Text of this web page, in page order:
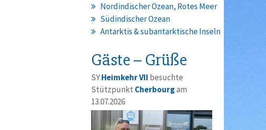
Nordindischer Ozean, Rotes Meer
Südindischer Ozean
Antarktis & subantarktische Inseln
Gäste – Grüße
SYHeimkehr VII besuchte
Stützpunkt Cherbourgam
13.07.2026